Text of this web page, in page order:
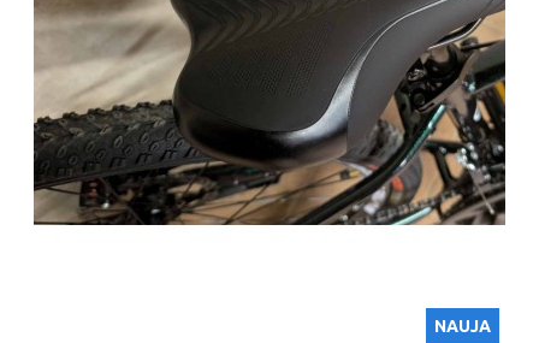
NAUJA